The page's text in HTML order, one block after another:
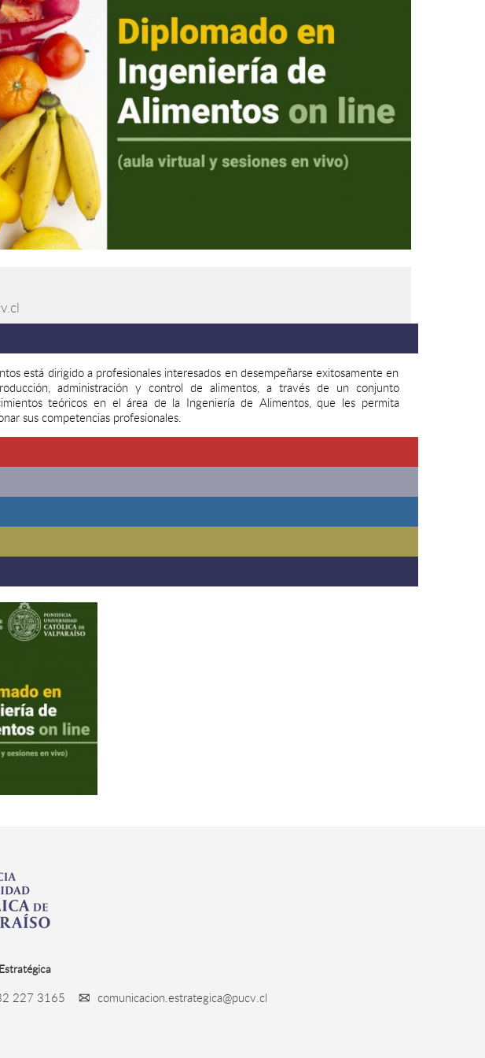
está dirigido a profesionales interesados en desempeñarse exitosamente en
administración y control de alimentos, a través de un conjunto
teóricos en el área de la Ingeniería de Alimentos, que les permita
sus competencias profesionales.
227 3165 comunicacion.estrategica@pucv.cl